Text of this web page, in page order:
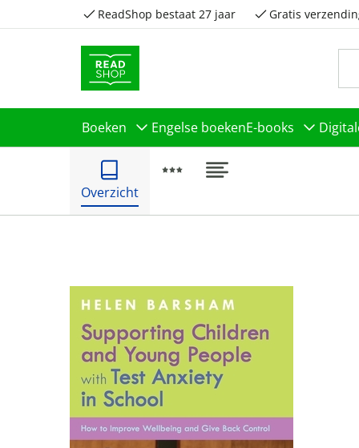
ReadShop bestaat 27 jaar Gratis
Boeken Engelse boekenE-books
Overzicht